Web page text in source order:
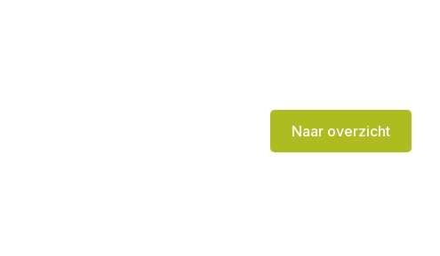
Naar overzicht